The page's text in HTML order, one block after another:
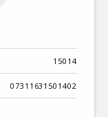
15014
07311631501402